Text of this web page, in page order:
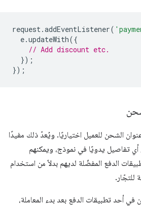
request.addEventListener(
e.updateWith({
// Add discount etc.
});
});
الشحن للعميل اختياريًا. ويُعدّ ذلك مفيدًا
أي تفاصيل يدويًا في نموذج، ويمكنهم
الدفع المفضّلة لديهم بدلاً من استخدام
للتجّار.
في أحد تطبيقات الدفع بعد بدء المعاملة،